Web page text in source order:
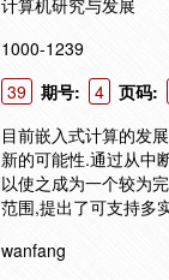
计算机研究与发展
1000-1239
39 期号: 4 页码:
目前嵌入式计算的发
新的可能性.通过从中
以使之成为一个较为
范围,提出了可支持多
wanfang